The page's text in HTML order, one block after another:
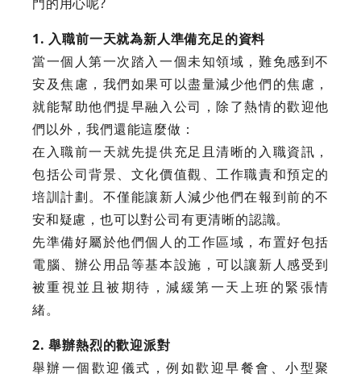
1. 入職前一天就為新人準備充足的資料
當一個人第一次踏入一個未知領域，難免感到不
安及焦慮，我們如果可以盡量減少他們的焦慮，
就能幫助他們提早融入公司，除了熱情的歡迎他
們以外，我們還能這麼做：
在入職前一天就先提供充足且清晰的入職資訊，
包括公司背景、文化價值觀、工作職責和預定的
培訓計劃。不僅能讓新人減少他們在報到前的不
安和疑慮，也可以對公司有更清晰的認識。
先準備好屬於他們個人的工作區域，布置好包括
電腦、辦公用品等基本設施，可以讓新人感受到
被重視並且被期待，減緩第一天上班的緊張情
緒。
2. 舉辦熱烈的歡迎派對
舉辦一個歡迎儀式，例如歡迎早餐會、小型聚